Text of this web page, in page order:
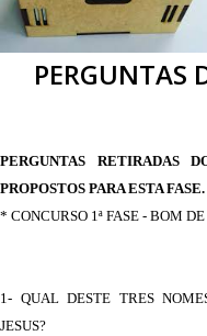
PERGUNTAS
PERGUNTAS RETIRADAS
PROPOSTOS PARA ESTA FASE.
* CONCURSO 1ª FASE - BOM
1- QUAL DESTE TRES
JESUS?